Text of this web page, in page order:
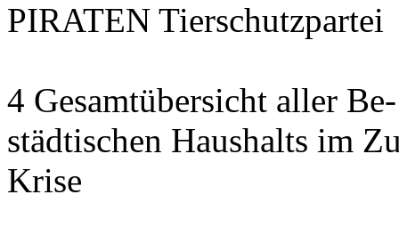
PIRATEN Tierschutzpartei
4 Gesamtübersicht aller
städtischen Haushalts im
Krise